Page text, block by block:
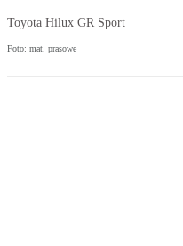
Toyota Hilux GR Sport
Foto: mat. prasowe